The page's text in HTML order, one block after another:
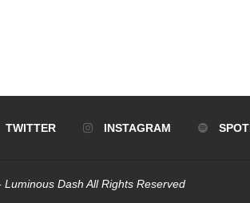
TWITTER INSTAGRAM
Dash All Rights Reserved